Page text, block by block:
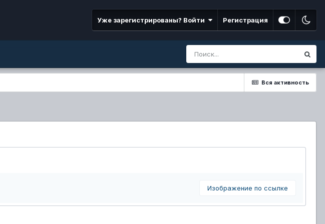
Уже зарегистрированы? Войти Регистрация
Вся активность
Изображение по ссылке